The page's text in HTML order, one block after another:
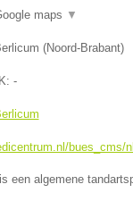
maps ▼
(Noord-Brabant)
-
bues_cms/
een algemene